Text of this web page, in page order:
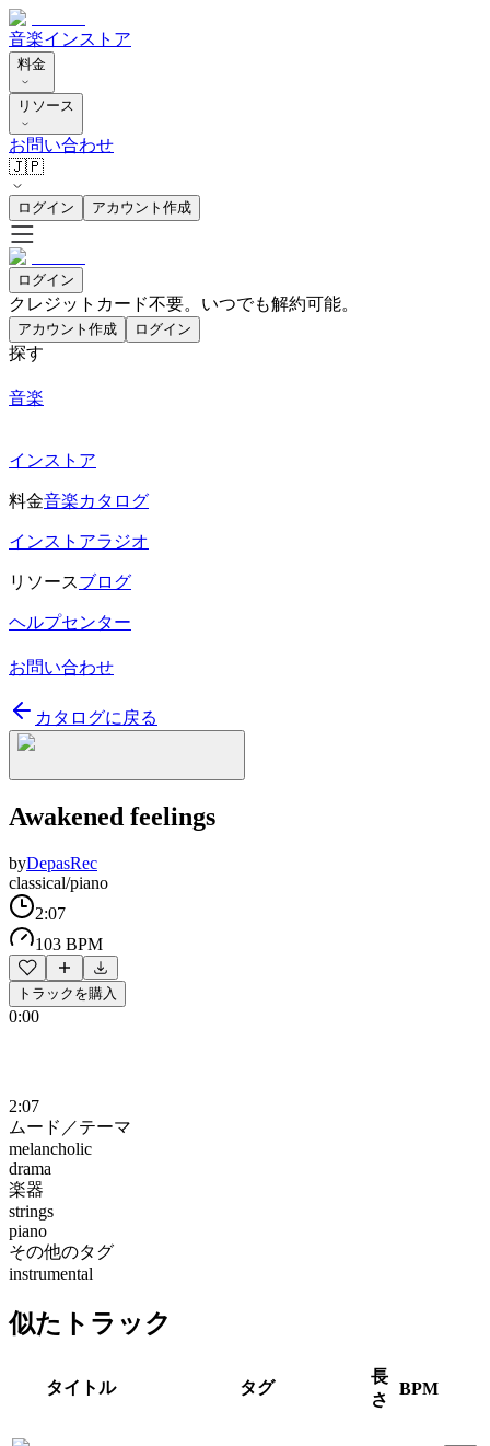
音楽インストア
料金
リソース
お問い合わせ
🇯🇵
ログイン アカウント作成
ログイン
クレジットカード不要。いつでも解約可能。
アカウント作成 ログイン
探す
音楽
インストア
料金音楽カタログ
インストアラジオ
リソースブログ
ヘルプセンター
お問い合わせ
カタログに戻る
Awakened feelings
byDepasRec
classical/piano
2:07
103 BPM
トラックを購入
0:00
2:07
ムード／テーマ
melancholic
drama
楽器
strings
piano
その他のタグ
instrumental
似たトラック
タイトル タグ
長
さ
BPM